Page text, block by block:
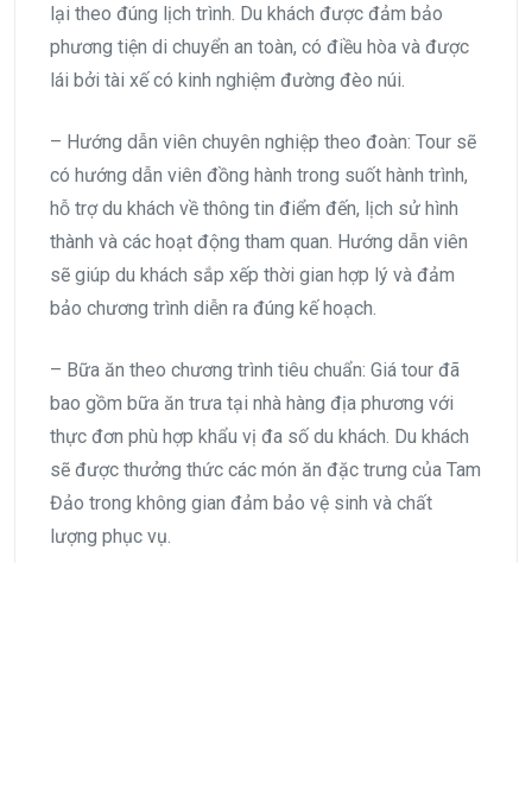
lại theo đúng lịch trình. Du khách được đảm bảo
phương tiện di chuyển an toàn, có điều hòa và được
lái bởi tài xế có kinh nghiệm đường đèo núi.
– Hướng dẫn viên chuyên nghiệp theo đoàn: Tour sẽ
có hướng dẫn viên đồng hành trong suốt hành trình,
hỗ trợ du khách về thông tin điểm đến, lịch sử hình
thành và các hoạt động tham quan. Hướng dẫn viên
sẽ giúp du khách sắp xếp thời gian hợp lý và đảm
bảo chương trình diễn ra đúng kế hoạch.
– Bữa ăn theo chương trình tiêu chuẩn: Giá tour đã
bao gồm bữa ăn trưa tại nhà hàng địa phương với
thực đơn phù hợp khẩu vị đa số du khách. Du khách
sẽ được thưởng thức các món ăn đặc trưng của Tam
Đảo trong không gian đảm bảo vệ sinh và chất
lượng phục vụ.